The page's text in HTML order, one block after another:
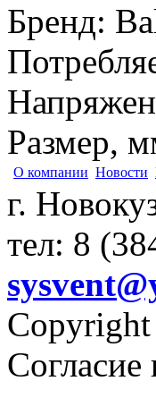
Бренд:
Размер,
О компании Новости
г.
тел: 8